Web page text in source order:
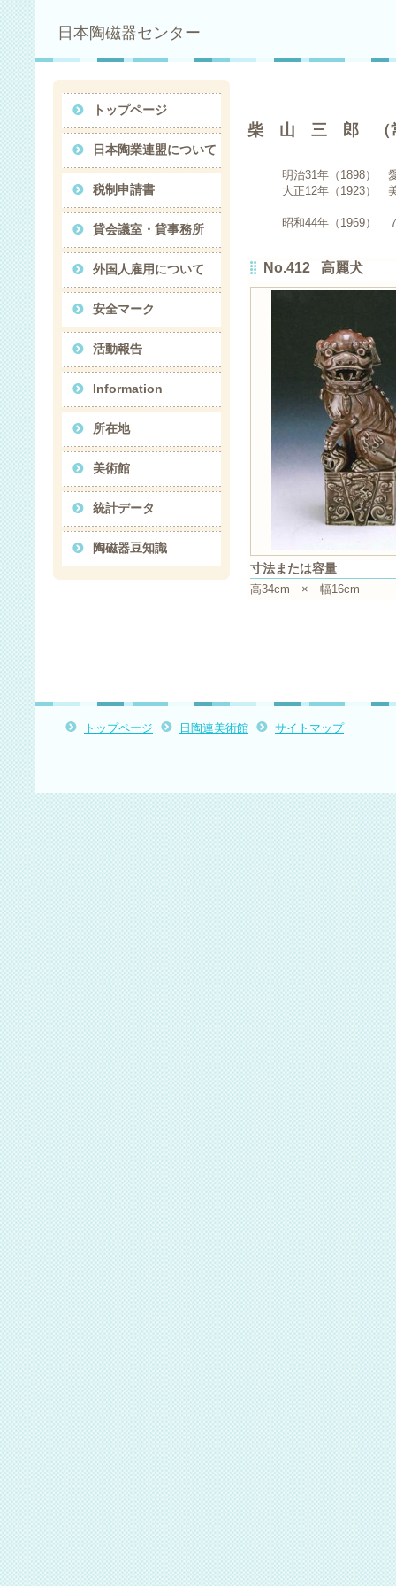
日本陶磁器センター
トップページ
日本陶業連盟について
税制申請書
貸会議室・貸事務所
外国人雇用について
安全マーク
活動報告
Information
所在地
美術館
統計データ
陶磁器豆知識
柴 山 三 郎 （
明治31年（1898） 愛
大正12年（1923） 美麗
昭和44年（1969） ７
No.412 高麗犬
寸法または容量
高34cm × 幅16cm
トップページ 日陶連美術館 サイトマップ